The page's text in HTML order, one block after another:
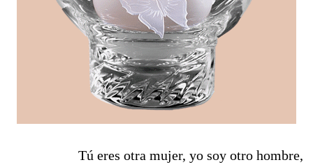
Tú eres otra mujer, yo soy otro hombre,